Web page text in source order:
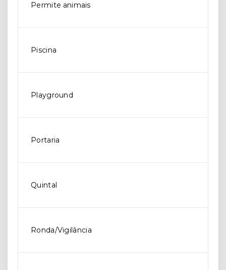
Permite animais
Piscina
Playground
Portaria
Quintal
Ronda/Vigilância